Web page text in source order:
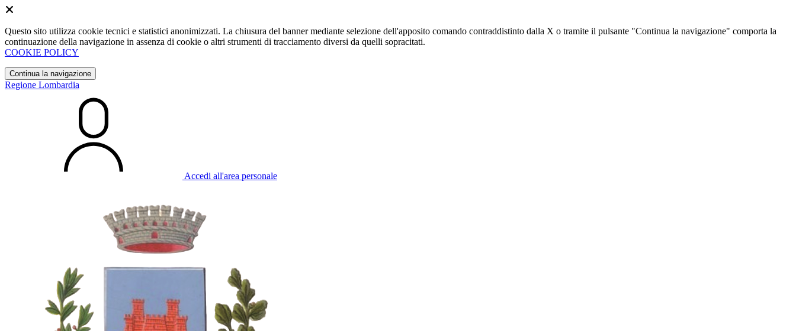
Questo sito utilizza cookie tecnici e statistici anonimizzati. La chiusura del banner mediante selezione dell'apposito comando contraddistinto dalla X o tramite il pulsante "Continua la navigazione" comporta la
continuazione della navigazione in assenza di cookie o altri strumenti di tracciamento diversi da quelli sopracitati.
COOKIE POLICY
Continua la navigazione
Regione Lombardia
Accedi all'area personale